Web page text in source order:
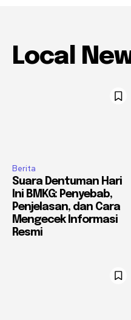
Local
Berita
Suara Dentuman Hari
Ini BMKG: Penyebab,
Penjelasan, dan Cara
Mengecek Informasi
Resmi